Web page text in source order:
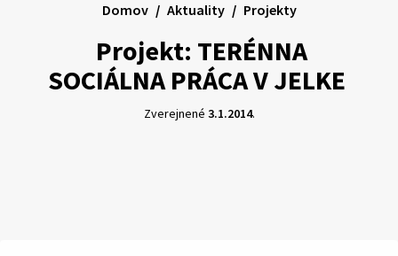
Projekt: TERÉNNA
SOCIÁLNA PRÁCA V JELKE
Domov Aktuality Projekty
Zverejnené 3.1.2014.